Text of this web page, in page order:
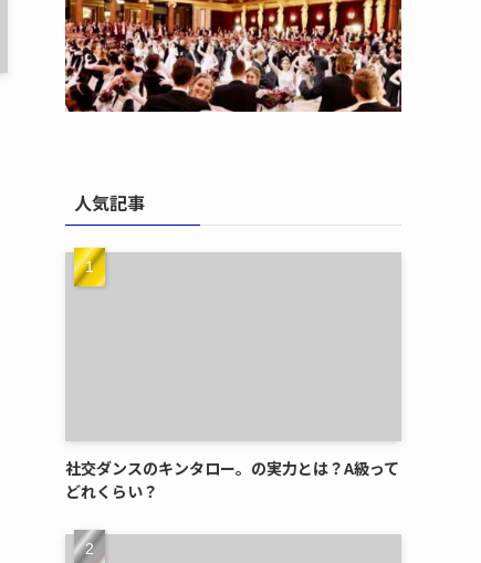
人気記事
社交ダンスのキンタロー。の実力とは？A級って
どれくらい？